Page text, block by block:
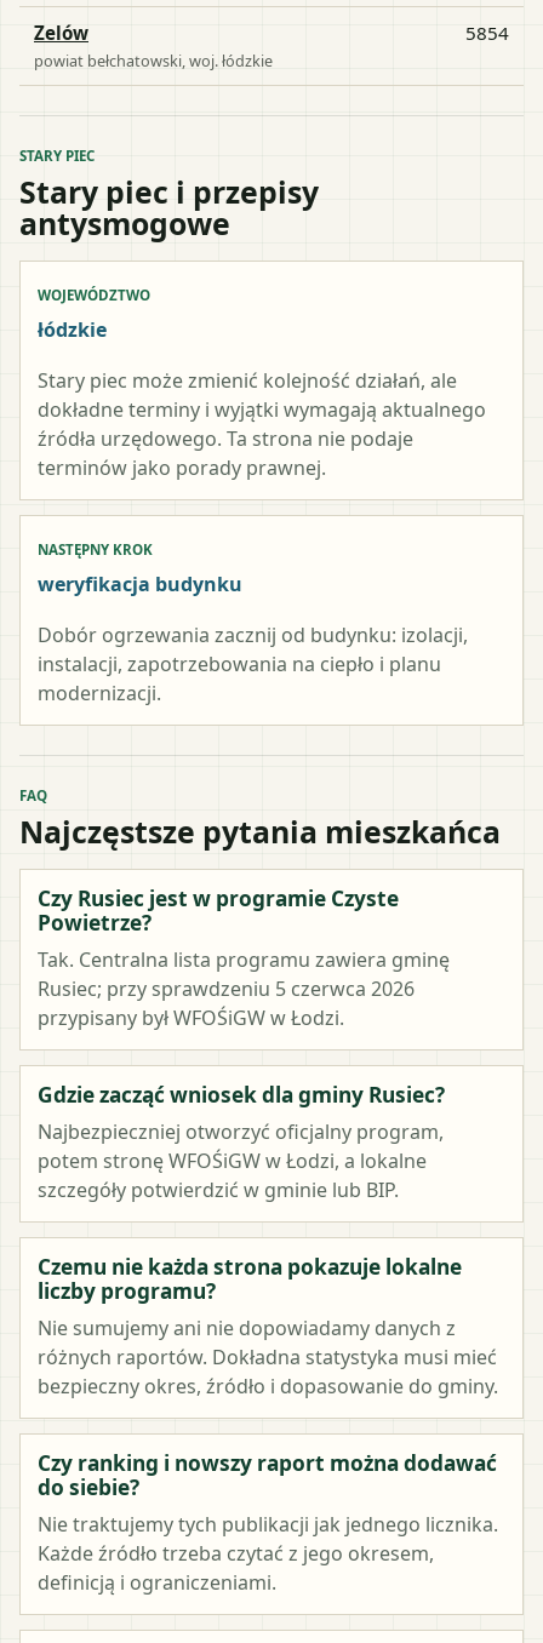
Zelów
powiat bełchatowski , woj.łódzkie
5854
STARY PIEC
Stary piec i przepisy
antysmogowe
WOJEWÓDZTWO
łódzkie
Stary piec może zmienić kolejność działań, ale
dokładne terminy i wyjątki wymagają aktualnego
źródła urzędowego. Ta strona nie podaje
terminów jako porady prawnej.
NASTĘPNY KROK
weryfikacja budynku
Dobór ogrzewania zacznij od budynku: izolacji,
instalacji, zapotrzebowania na ciepło i planu
modernizacji.
FAQ
Najczęstsze pytania mieszkańca
Czy Rusiec jest w programie Czyste
Powietrze?
Tak. Centralna lista programu zawiera gminę
Rusiec; przy sprawdzeniu 5 czerwca 2026
przypisany był WFOŚiGW w Łodzi.
Gdzie zacząć wniosek dla gminy Rusiec?
Najbezpieczniej otworzyć oficjalny program,
potem stronę WFOŚiGW w Łodzi, a lokalne
szczegóły potwierdzić w gminie lub BIP.
Czemu nie każda strona pokazuje lokalne
liczby programu?
Nie sumujemy ani nie dopowiadamy danych z
różnych raportów. Dokładna statystyka musi mieć
bezpieczny okres, źródło i dopasowanie do gminy.
Czy ranking i nowszy raport można dodawać
do siebie?
Nie traktujemy tych publikacji jak jednego licznika.
Każde źródło trzeba czytać z jego okresem,
definicją i ograniczeniami.